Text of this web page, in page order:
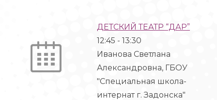
ДЕТСКИЙ ТЕАТР “ДАР”
12:45 - 13:30
Иванова Светлана
Александровна, ГБОУ
"Специальная школа-
интернат г. Задонска"